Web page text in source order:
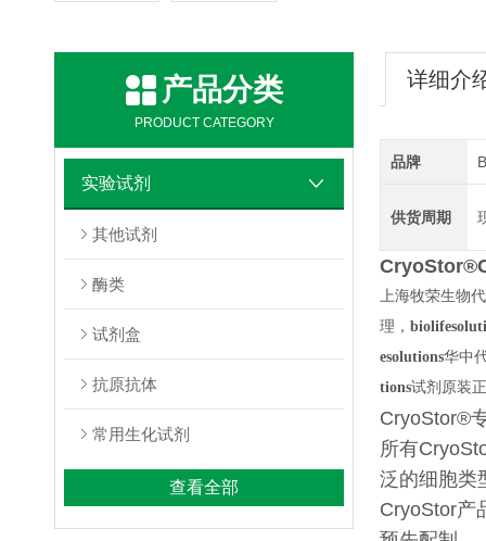
产品分类
PRODUCT CATEGORY
实验试剂
其他试剂
酶类
试剂盒
抗原抗体
常用生化试剂
查看全部
详细介
品牌
供货周期
上海牧荣生物
理，
esolutions华中
tions试剂原装
CryoStor®
所有
泛的细胞类
CryoStor产